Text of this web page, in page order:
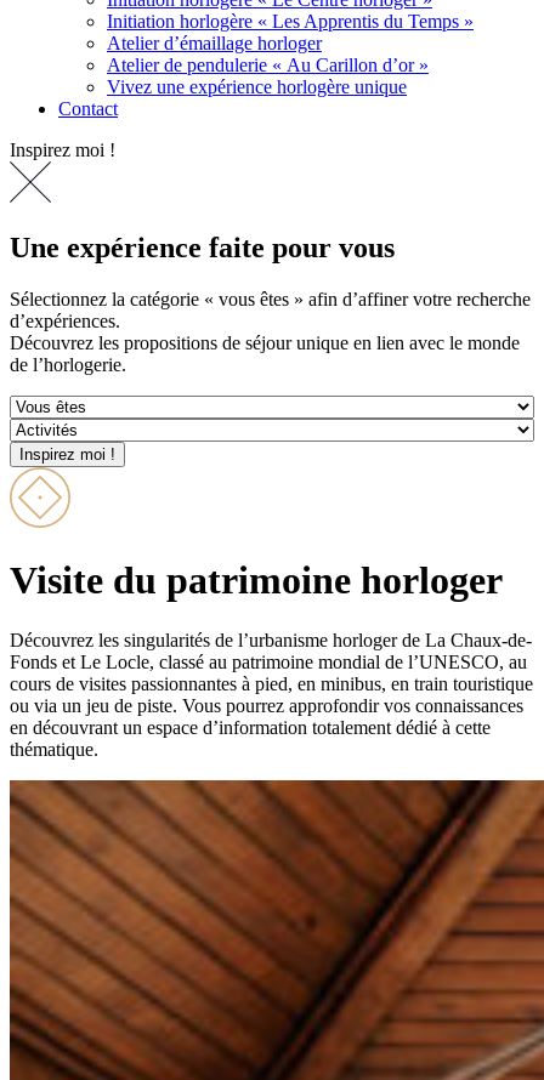
Initiation horlogère « Les Apprentis du Temps »
Atelier d’émaillage horloger
Atelier de pendulerie « Au Carillon d’or »
Vivez une expérience horlogère unique
Contact
Inspirez moi !
Une expérience faite pour vous
Sélectionnez la catégorie « vous êtes » afin d’affiner votre recherche
d’expériences.
Découvrez les propositions de séjour unique en lien avec le monde
de l’horlogerie.
Visite du patrimoine horloger
Découvrez les singularités de l’urbanisme horloger de La Chaux-de-
Fonds et Le Locle, classé au patrimoine mondial de l’UNESCO, au
cours de visites passionnantes à pied, en minibus, en train touristique
ou via un jeu de piste. Vous pourrez approfondir vos connaissances
en découvrant un espace d’information totalement dédié à cette
thématique.